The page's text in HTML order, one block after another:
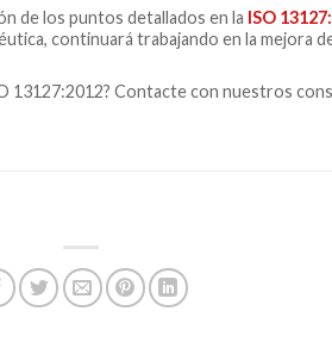
de los puntos detallados en la ISO
continuará trabajando en la mejora
13127:2012? Contacte con nuestros